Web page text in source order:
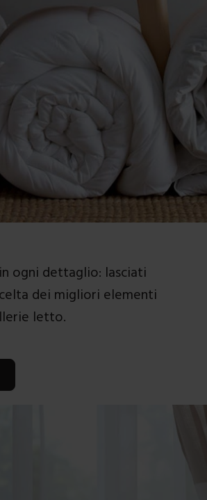
ogni dettaglio: lasciati
dei migliori elementi
letto.